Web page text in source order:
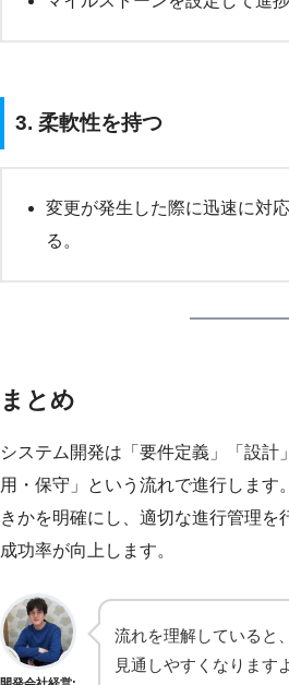
3. 柔軟性を持つ
変更が発生した際に迅速に対
る。
まとめ
システム開発は「要件定義」「設計
用・保守」という流れで進行します
きかを明確にし、適切な進行管理を
成功率が向上します。
流れを理解していると
見通しやすくなります